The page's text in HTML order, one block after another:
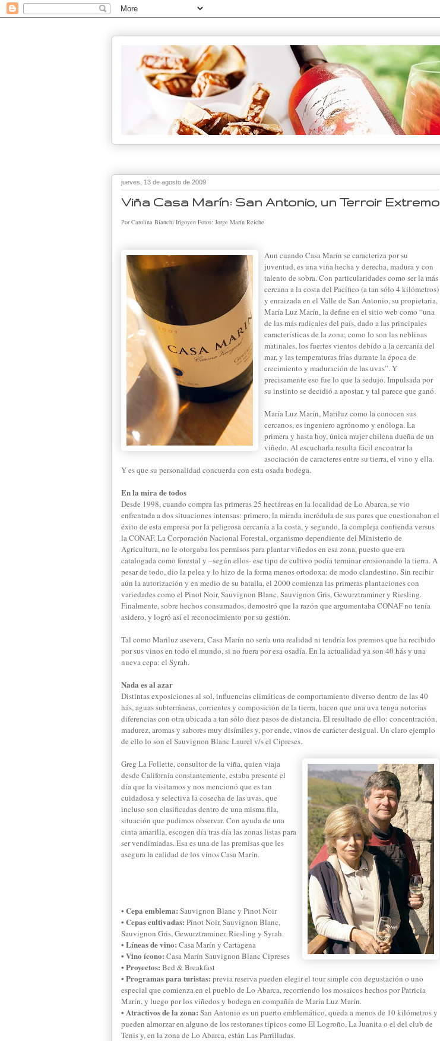
jueves, 13 de agosto de 2009
Viña Casa Marín: San Antonio, un Terroir Extremo
Por Carolina Bianchi Irigoyen Fotos: Jorge Marín Reiche
Aun cuando Casa Marín se caracteriza por su
juventud, es una viña hecha y derecha, madura y con
talento de sobra. Con particularidades como ser la más
cercana a la costa del Pacífico (a tan sólo 4 kilómetros)
y enraizada en el Valle de San Antonio, su propietaria,
María Luz Marín, la define en el sitio web como “una
de las más radicales del país, dado a las principales
características de la zona; como lo son las neblinas
matinales, los fuertes vientos debido a la cercanía del
mar, y las temperaturas frías durante la época de
crecimiento y maduración de las uvas”. Y
precisamente eso fue lo que la sedujo. Impulsada por
su instinto se decidió a apostar, y tal parece que ganó.
María Luz Marín, Mariluz como la conocen sus
cercanos, es ingeniero agrónomo y enóloga. La
primera y hasta hoy, única mujer chilena dueña de un
viñedo. Al escucharla resulta fácil encontrar la
asociación de caracteres entre su tierra, el vino y ella.
Y es que su personalidad concuerda con esta osada bodega.
En la mira de todos
Desde 1998, cuando compra las primeras 25 hectáreas en la localidad de Lo Abarca, se vio
enfrentada a dos situaciones intensas: primero, la mirada incrédula de sus pares que cuestionaban el
éxito de esta empresa por la peligrosa cercanía a la costa, y segundo, la compleja contienda versus
la CONAF. La Corporación Nacional Forestal, organismo dependiente del Ministerio de
Agricultura, no le otorgaba los permisos para plantar viñedos en esa zona, puesto que era
catalogada como forestal y –según ellos- ese tipo de cultivo podía terminar erosionando la tierra. A
pesar de todo, dio la pelea y lo hizo de la forma menos ortodoxa: de modo clandestino. Sin recibir
aún la autorización y en medio de su batalla, el 2000 comienza las primeras plantaciones con
variedades como el Pinot Noir, Sauvignon Blanc, Sauvignon Gris, Gewurztraminer y Riesling.
Finalmente, sobre hechos consumados, demostró que la razón que argumentaba CONAF no tenía
asidero, y logró así el reconocimiento por su gestión.
Tal como Mariluz asevera, Casa Marín no sería una realidad ni tendría los premios que ha recibido
por sus vinos en todo el mundo, si no fuera por esa osadía. En la actualidad ya son 40 hás y una
nueva cepa: el Syrah.
Nada es al azar
Distintas exposiciones al sol, influencias climáticas de comportamiento diverso dentro de las 40
hás, aguas subterráneas, corrientes y composición de la tierra, hacen que una uva tenga notorias
diferencias con otra ubicada a tan sólo diez pasos de distancia. El resultado de ello: concentración,
madurez, aromas y sabores muy disímiles y, por ende, vinos de carácter desigual. Un claro ejemplo
de ello lo son el Sauvignon Blanc Laurel v/s el Cipreses.
Greg La Follette, consultor de la viña, quien viaja
desde California constantemente, estaba presente el
día que la visitamos y nos mencionó que es tan
cuidadosa y selectiva la cosecha de las uvas, que
incluso son clasificadas dentro de una misma fila,
situación que pudimos observar. Con ayuda de una
cinta amarilla, escogen día tras día las zonas listas para
ser vendimiadas. Esa es una de las premisas que les
asegura la calidad de los vinos Casa Marín.
• Cepa emblema: Sauvignon Blanc y Pinot Noir
• Cepas cultivadas: Pinot Noir, Sauvignon Blanc,
Sauvignon Gris, Gewurztraminer, Riesling y Syrah.
• Líneas de vino: Casa Marín y Cartagena
• Vino ícono: Casa Marín Sauvignon Blanc Cipreses
• Proyectos: Bed & Breakfast
• Programas para turistas: previa reserva pueden elegir el tour simple con degustación o uno
especial que comienza en el pueblo de Lo Abarca, recorriendo los mosaicos hechos por Patricia
Marín, y luego por los viñedos y bodega en compañía de María Luz Marín.
• Atractivos de la zona: San Antonio es un puerto emblemático, queda a menos de 10 kilómetros y
pueden almorzar en alguno de los restoranes típicos como El Logroño, La Juanita o el del club de
Tenis y, en la zona de Lo Abarca, están Las Parrilladas.